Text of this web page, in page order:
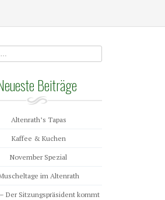
Beiträge
Altenrath’s Tapas
Kaffee & Kuchen
November Spezial
im Altenrath
Der Sitzungspräsident kommt